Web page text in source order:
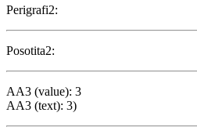
Perigrafi2:
Posotita2:
AA3 (value): 3
AA3 (text): 3)